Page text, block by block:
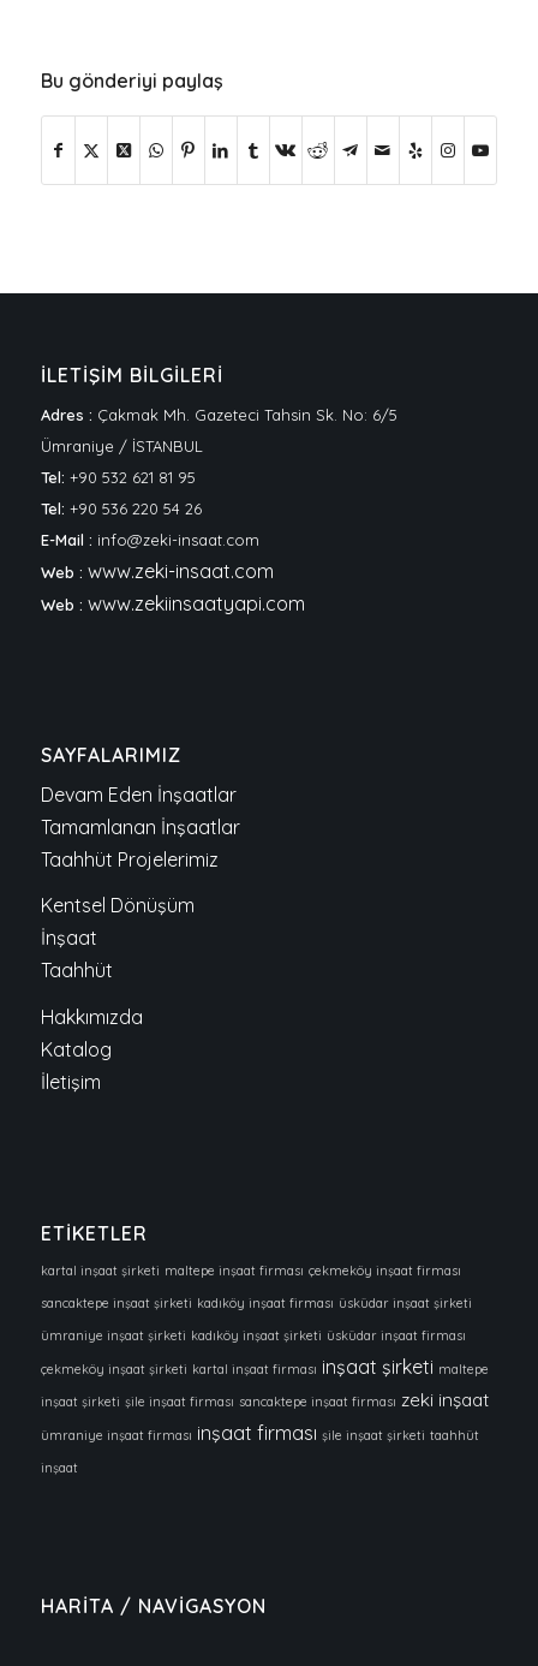
Bu gönderiyi paylaş
İLETİŞİM BİLGİLERİ
Adres : Çakmak Mh. Gazeteci Tahsin Sk. No: 6/5
Ümraniye / İSTANBUL
Tel: +90 532 621 81 95
Tel: +90 536 220 54 26
E-Mail : info@zeki-insaat.com
Web : www.zeki-insaat.com
Web : www.zekiinsaatyapi.com
SAYFALARIMIZ
Devam Eden İnşaatlar
Tamamlanan İnşaatlar
Taahhüt Projelerimiz
Kentsel Dönüşüm
İnşaat
Taahhüt
Hakkımızda
Katalog
İletişim
ETİKETLER
kartal inşaat şirketi maltepe inşaat firması çekmeköy inşaat firması
sancaktepe inşaat şirketi kadıköy inşaat firması üsküdar inşaat şirketi
ümraniye inşaat şirketi kadıköy inşaat şirketi üsküdar inşaat firması
çekmeköy inşaat şirketi kartal inşaat firması inşaat şirketi maltepe
inşaat şirketi şile inşaat firması sancaktepe inşaat firması zeki inşaat
ümraniye inşaat firması inşaat firması şile inşaat şirketi taahhüt
inşaat
HARİTA / NAVİGASYON